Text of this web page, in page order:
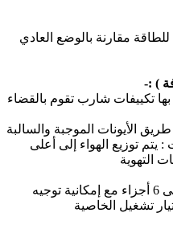
مقارنة بالوضع العادي
) :-
بها تكييفات شارب تقوم بالقضاء
الأيونات الموجبة والسالبة
يتم توزيع الهواء إلى أعلى
التهوية
تقوم هذه الخاصية بتقسيم الغرفة إلى 6 أجزاء مع إمكانية توجيه
تشغيل الخاصية